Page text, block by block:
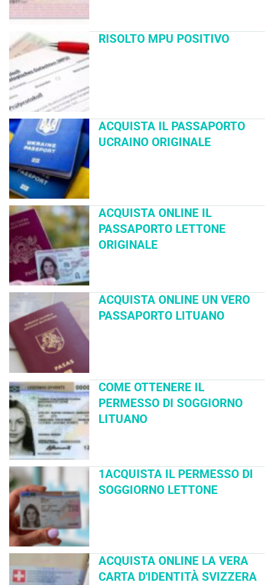
RISOLTO MPU POSITIVO
ACQUISTA IL PASSAPORTO
UCRAINO ORIGINALE
ACQUISTA ONLINE IL
PASSAPORTO LETTONE
ORIGINALE
ACQUISTA ONLINE UN VERO
PASSAPORTO LITUANO
COME OTTENERE IL
PERMESSO DI SOGGIORNO
LITUANO
1ACQUISTA IL PERMESSO DI
SOGGIORNO LETTONE
ACQUISTA ONLINE LA VERA
CARTA D'IDENTITÀ SVIZZERA